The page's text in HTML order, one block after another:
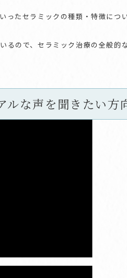
ったセラミックの種類・特徴につ
るので、セラミック治療の全般的
ルな声を聞きたい方